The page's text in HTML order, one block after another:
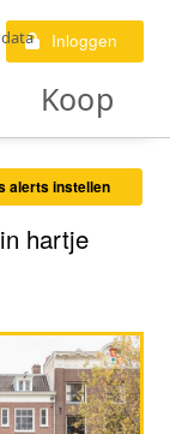
Inloggen
Koop
alerts instellen
hartje